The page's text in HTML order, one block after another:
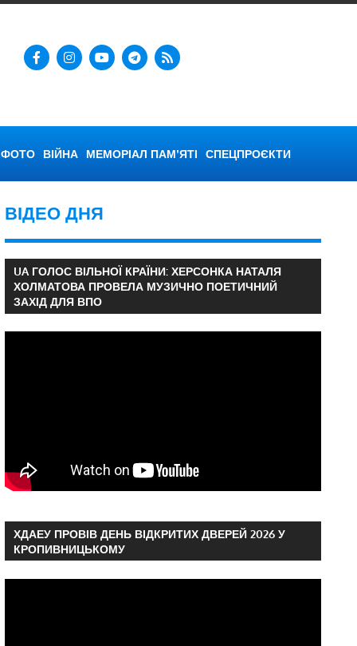
ФОТО ВІЙНА МЕМОРІАЛ ПАМ’ЯТІ СПЕЦПРОЄКТИ
ВІДЕО ДНЯ
UA ГОЛОС ВІЛЬНОЇ КРАЇНИ: ХЕРСОНКА НАТАЛЯ
ХОЛМАТОВА ПРОВЕЛА МУЗИЧНО ПОЕТИЧНИЙ
ЗАХІД ДЛЯ ВПО
ХДАЕУ ПРОВІВ ДЕНЬ ВІДКРИТИХ ДВЕРЕЙ 2026 У
КРОПИВНИЦЬКОМУ